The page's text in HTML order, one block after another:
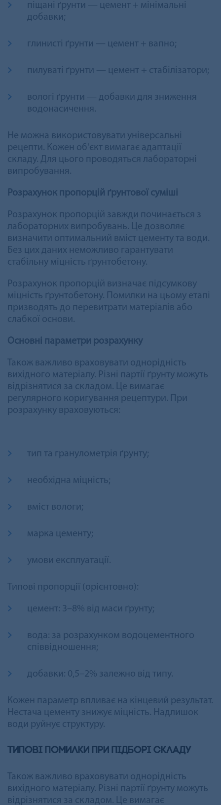
піщані ґрунти — цемент + мінімальні
добавки;
глинисті ґрунти — цемент + вапно;
пилуваті ґрунти — цемент + стабілізатори;
вологі ґрунти — добавки для зниження
водонасичення.
Не можна використовувати універсальні
рецепти. Кожен об'єкт вимагає адаптації
складу. Для цього проводяться лабораторні
випробування.
Розрахунок пропорцій ґрунтової суміші
Розрахунок пропорцій завжди починається з
лабораторних випробувань. Це дозволяє
визначити оптимальний вміст цементу та води.
Без цих даних неможливо гарантувати
стабільну міцність ґрунтобетону.
Розрахунок пропорцій визначає підсумкову
міцність ґрунтобетону. Помилки на цьому етапі
призводять до перевитрати матеріалів або
слабкої основи.
Основні параметри розрахунку
Також важливо враховувати однорідність
вихідного матеріалу. Різні партії ґрунту можуть
відрізнятися за складом. Це вимагає
регулярного коригування рецептури. При
розрахунку враховуються:
тип та гранулометрія ґрунту;
необхідна міцність;
вміст вологи;
марка цементу;
умови експлуатації.
Типові пропорції (орієнтовно):
цемент: 3–8% від маси ґрунту;
вода: за розрахунком водоцементного
співвідношення;
добавки: 0,5–2% залежно від типу.
Кожен параметр впливає на кінцевий результат.
Нестача цементу знижує міцність. Надлишок
води руйнує структуру.
Типові помилки при підборі складу
Також важливо враховувати однорідність
вихідного матеріалу. Різні партії ґрунту можуть
відрізнятися за складом. Це вимагає